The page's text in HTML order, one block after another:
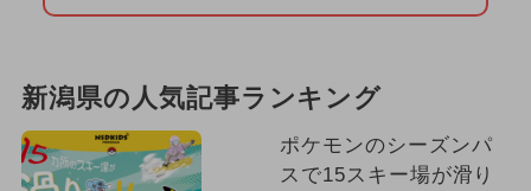
新潟県の人気記事ランキング
ポケモンのシーズンパ
スで15スキー場が滑り